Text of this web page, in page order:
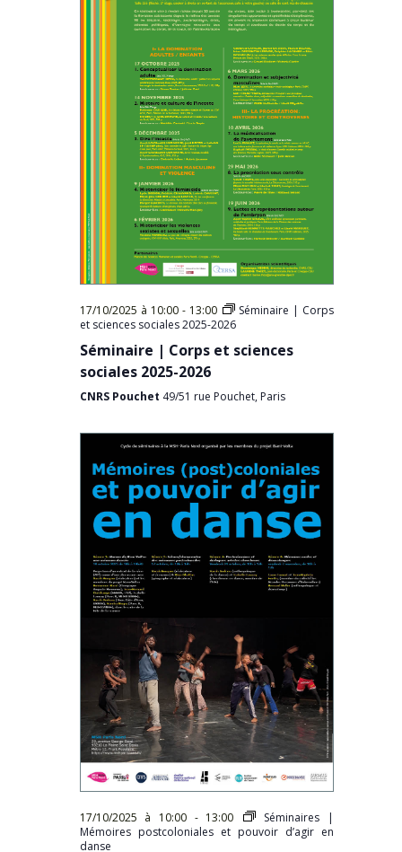
17/10/2025 à 10:00- 13:00
Séminaire | Corps
et sciences sociales 2025-2026
Séminaire | Corps et sciences
sociales 2025-2026
CNRS Pouchet 49/51 rue Pouchet, Paris
17/10/2025 à 10:00- 13:00
Séminaires |
Mémoires postcoloniales et pouvoir d’agir en
danse